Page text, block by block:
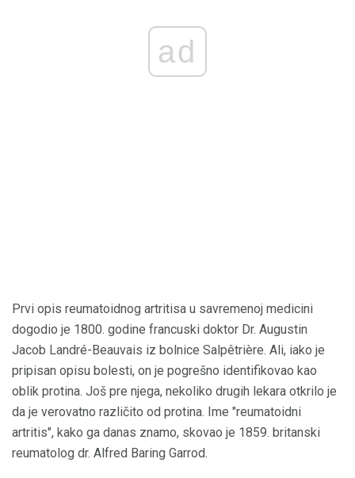
ad
Prvi opis reumatoidnog artritisa u savremenoj medicini
dogodio je 1800. godine francuski doktor Dr. Augustin
Jacob Landré-Beauvais iz bolnice Salpêtrière. Ali, iako je
pripisan opisu bolesti, on je pogrešno identifikovao kao
oblik protina. Još pre njega, nekoliko drugih lekara otkrilo je
da je verovatno različito od protina. Ime "reumatoidni
artritis", kako ga danas znamo, skovao je 1859. britanski
reumatolog dr. Alfred Baring Garrod.